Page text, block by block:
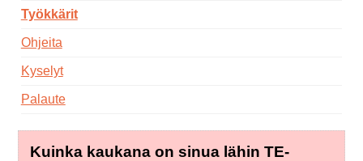
Työkkärit
Ohjeita
Kyselyt
Palaute
Kuinka kaukana on sinua lähin TE-